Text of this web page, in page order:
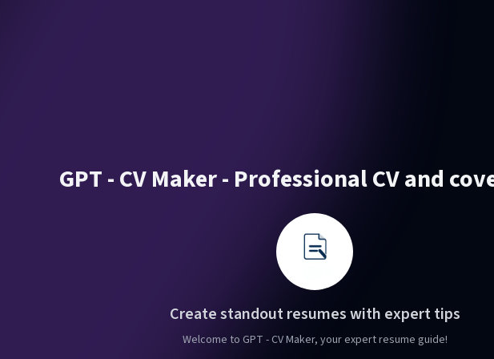
GPT - CV Maker - Professional CV and
Create standout resumes with expert tips
Welcome to GPT - CV Maker, your expert resume guide!